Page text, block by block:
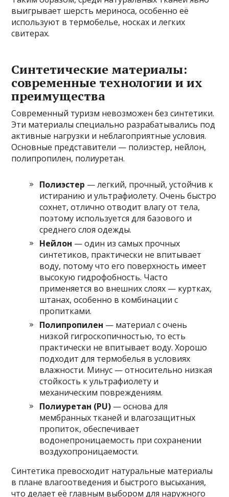
выигрывает шерсть мериноса, особенно её
используют в термобелье, носках и легких
свитерах.
Синтетические материалы:
современные технологии и их
преимущества
Современный туризм невозможен без синтетики.
Эти материалы специально разрабатывались под
активные нагрузки и неблагоприятные условия.
Основные представители — полиэстер, нейлон,
полипропилен, полиуретан.
Полиэстер — легкий, прочный, устойчив к
истиранию и ультрафиолету. Очень быстро
сохнет, отлично отводит влагу от тела,
поэтому используется для базового и
среднего слоя одежды.
Нейлон — один из самых прочных
синтетиков, практически не впитывает
воду, потому что его поверхность имеет
высокую гидрофобность. Часто
применяется во внешних слоях — куртках,
штанах, особенно в комбинации с
пропитками.
Полипропилен — материал с очень
низкой гигроскопичностью, то есть
практически не впитывает воду. Хорошо
подходит для термобелья в условиях
влажности. Минус — относительно низкая
стойкость к ультрафиолету и
механическим повреждениям.
Полиуретан (PU) — основа для
мембранных тканей и влагозащитных
пропиток, обеспечивает
водонепроницаемость при сохранении
воздухопроницаемости.
Синтетика превосходит натуральные материалы
в плане влагоотведения и быстрого высыхания,
что делает её главным выбором для наружного